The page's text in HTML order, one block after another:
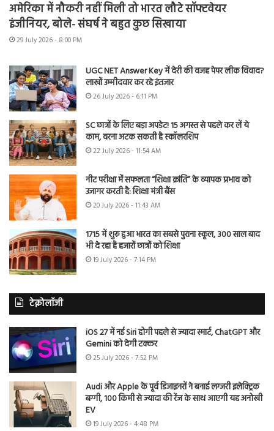
अमेरिका में नौकरी नहीं मिली तो भारत लौटे सॉफ्टवेयर
इंजीनियर, बोले- संघर्ष ने बहुत कुछ सिखाया
29 July 2026 - 8:00 PM
UGC NET Answer Key में देरी की वजह पेपर लीक विवाद?
लाखों उम्मीदवार कर रहे इंतजार
26 July 2026 - 6:11 PM
SC छात्रों के लिए बड़ा अपडेट! 15 अगस्त से पहले कर लें ये
काम, वरना अटक सकती है स्कॉलरशिप
22 July 2026 - 11:54 AM
नीट परीक्षा में सफलता “शिक्षा क्रांति” के व्यापक प्रभाव को
उजागर करती है: शिक्षा मंत्री बैंस
20 July 2026 - 11:43 AM
1715 में शुरू हुआ भारत का सबसे पुराना स्कूल, 300 साल बाद
भी दे रहा है हजारों छात्रों को शिक्षा
19 July 2026 - 7:14 PM
टेक्नोलॉजी
iOS 27 में नई Siri होगी पहले से ज्यादा स्मार्ट, ChatGPT और
Gemini को देगी टक्कर
25 July 2026 - 7:52 PM
Audi और Apple के पूर्व डिजाइनरों ने बनाई लग्जरी इलेक्ट्रिक
बग्गी, 100 किमी से ज्यादा की रेंज के साथ आएगी यह अनोखी
EV
19 July 2026 - 4:48 PM